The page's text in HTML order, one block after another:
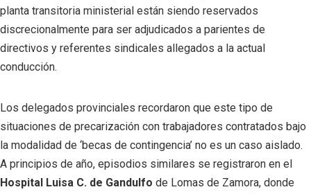
planta transitoria ministerial están siendo reservados
discrecionalmente para ser adjudicados a parientes de
directivos y referentes sindicales allegados a la actual
conducción.
Los delegados provinciales recordaron que este tipo de
situaciones de precarización con trabajadores contratados bajo
la modalidad de ‘becas de contingencia’ no es un caso aislado.
A principios de año, episodios similares se registraron en el
Hospital Luisa C. de Gandulfo de Lomas de Zamora, donde